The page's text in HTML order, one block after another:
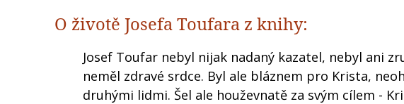
O životě Josefa Toufara z knihy:
Josef Toufar nebyl nijak nadaný kazatel, nebyl ani
neměl zdravé srdce. Byl ale bláznem pro Krista,
druhými lidmi. Šel ale houževnatě za svým cílem -